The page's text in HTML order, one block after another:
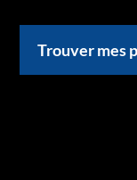
Trouver mes